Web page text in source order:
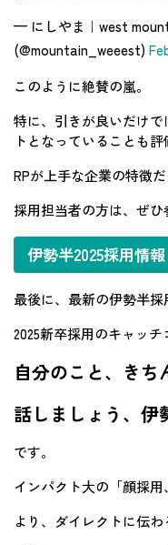
— にしやま｜west
(@mountain_weeest)
このように絶賛の嵐。
特に、引きが良いだけ
トとなっていることも評
RPが上手な企業の特徴だ
採用担当者の方は、ぜひ
伊勢半2025採用情報
最後に、最新の伊勢半採
2025新卒採用のキャッチ
自分のこと、きち
話しましょう、伊
です。
インパクト大の「顔採用
より、ダイレクトに伝わ